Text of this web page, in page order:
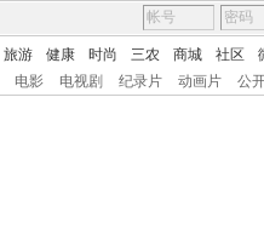
旅游 健康 时尚 三农 商城 社区
电影 电视剧 纪录片 动画片 公